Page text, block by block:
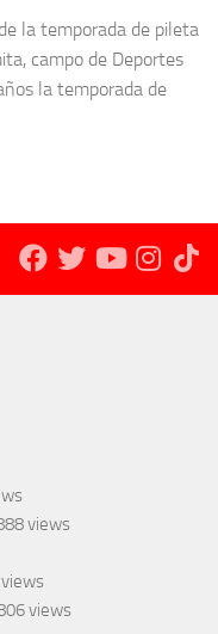
la temporada de pileta
campo de Deportes
la temporada de
views
views